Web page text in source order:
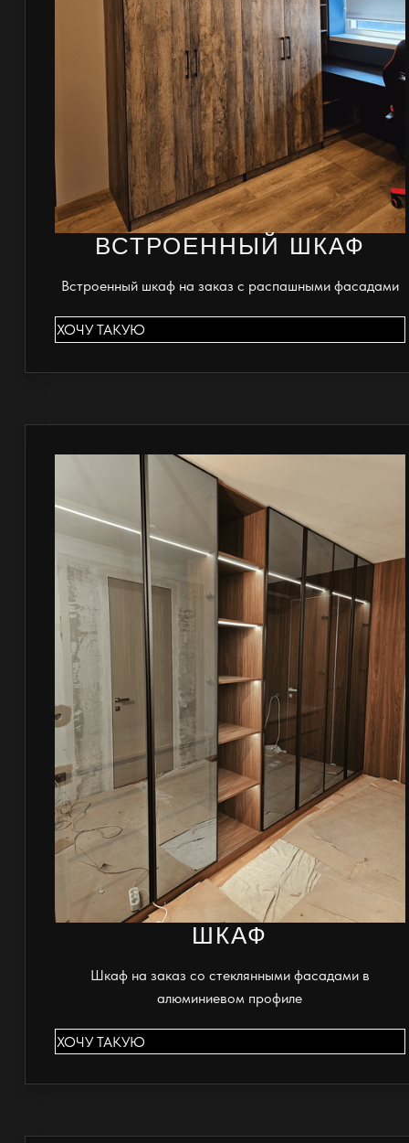
ВСТРОЕННЫЙ ШКАФ
Встроенный шкаф на заказ с распашными фасадами
ХОЧУ ТАКУЮ
ШКАФ
Шкаф на заказ со стеклянными фасадами в
алюминиевом профиле
ХОЧУ ТАКУЮ